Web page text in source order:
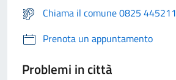
Chiama il comune 0825 445211
Prenota un appuntamento
Problemi in città